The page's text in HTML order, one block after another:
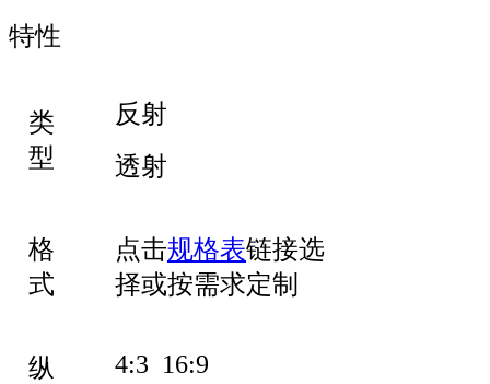
特性
类
型
反射
透射
格
式
点击规格表链接选
择或按需求定制
纵
4:3 16:9